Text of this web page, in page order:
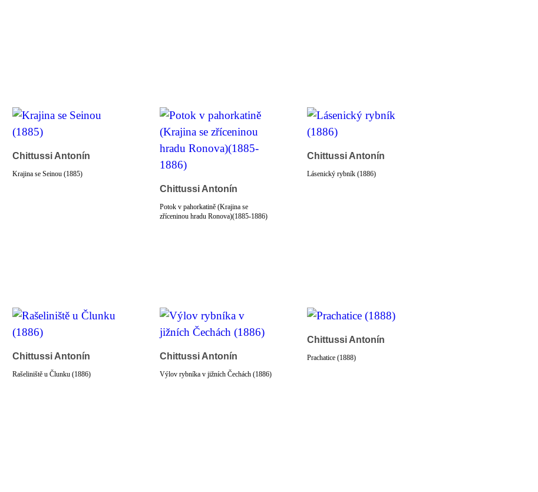
Chittussi Antonín
Krajina se Seinou (1885)
Chittussi Antonín
Potok v pahorkatině (Krajina se
zříceninou hradu Ronova)(1885-1886)
Chittussi Antonín
Lásenický rybník (1886)
Chittussi Antonín
Rašeliniště u Člunku (1886)
Chittussi Antonín
Výlov rybníka v jižních Čechách (1886)
Chittussi Antonín
Prachatice (1888)